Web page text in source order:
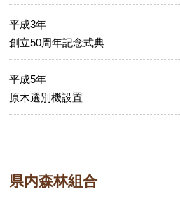
平成3年
創立50周年記念式典
平成5年
原木選別機設置
県内森林組合